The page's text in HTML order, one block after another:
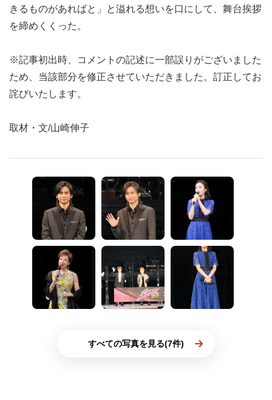
きるものがあればと」と溢れる想いを口にして、舞台挨拶
を締めくくった。
※記事初出時、コメントの記述に一部誤りがございました
ため、当該部分を修正させていただきました。訂正してお
詫びいたします。
取材・文/山崎伸子
すべての写真を見る(7件)